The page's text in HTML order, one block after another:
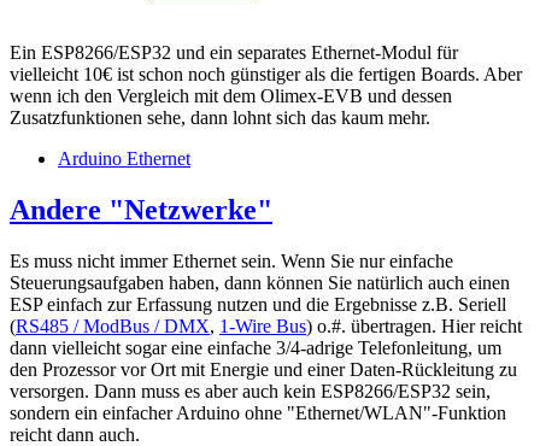
Ein ESP8266/ESP32 und ein separates Ethernet-Modul für
vielleicht 10€ ist schon noch günstiger als die fertigen Boards. Aber
wenn ich den Vergleich mit dem Olimex-EVB und dessen
Zusatzfunktionen sehe, dann lohnt sich das kaum mehr.
Arduino Ethernet
Andere "Netzwerke"
Es muss nicht immer Ethernet sein. Wenn Sie nur einfache
Steuerungsaufgaben haben, dann können Sie natürlich auch einen
ESP einfach zur Erfassung nutzen und die Ergebnisse z.B. Seriell
(RS485 / ModBus / DMX, 1-Wire Bus) o.#. übertragen. Hier reicht
dann vielleicht sogar eine einfache 3/4-adrige Telefonleitung, um
den Prozessor vor Ort mit Energie und einer Daten-Rückleitung zu
versorgen. Dann muss es aber auch kein ESP8266/ESP32 sein,
sondern ein einfacher Arduino ohne "Ethernet/WLAN"-Funktion
reicht dann auch.